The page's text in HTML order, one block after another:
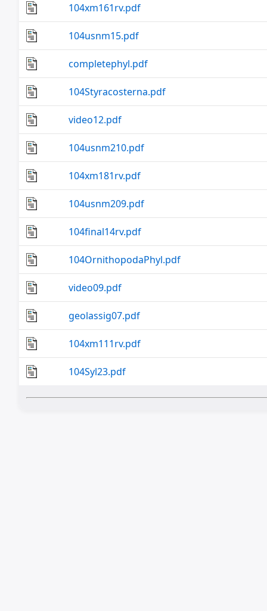
104xm161rv.pdf
104usnm15.pdf
completephyl.pdf
104Styracosterna.pdf
video12.pdf
104usnm210.pdf
104xm181rv.pdf
104usnm209.pdf
104final14rv.pdf
104OrnithopodaPhyl.pdf
video09.pdf
geolassig07.pdf
104xm111rv.pdf
104Syl23.pdf